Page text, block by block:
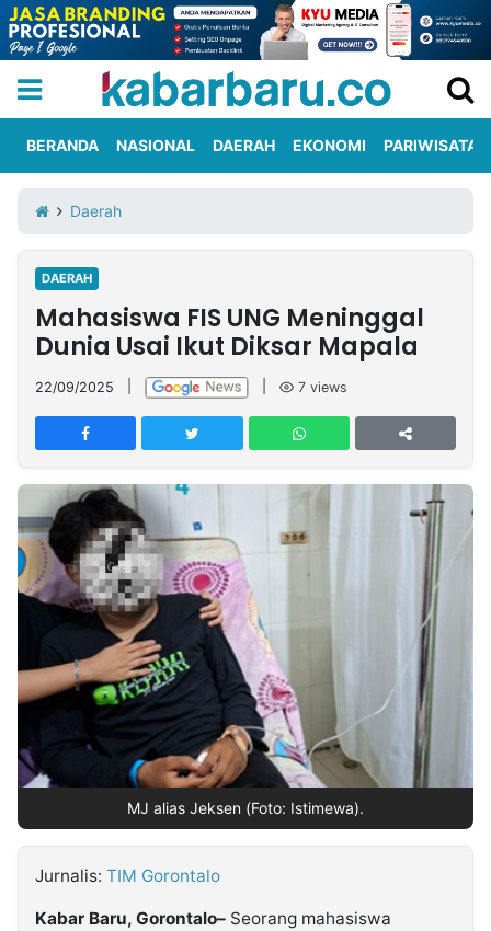
Iklan
Berita
Kami
Nasional
International
Olahraga
Entertainment
Daerah
Pariwisata
Kuliner
Kolom
Network
PT
TREETAN
MULTIMEDIA
INDONESIA
Partner
Insight
NTB
Suara
Time
IDN
Jogja
Rakyat
Idealita
News
Notice
Dinamikapost.com
Radar
Baru
Seedbacklink
Kabarbaru
BERANDA NASIONAL DAERAH EKONOMI PARIWISATA
Daerah
DAERAH
Mahasiswa FIS UNG Meninggal
Dunia Usai Ikut Diksar Mapala
22/09/2025 7 views
MJ alias Jeksen (Foto: Istimewa).
Jurnalis: TIM Gorontalo
Kabar Baru, Gorontalo– Seorang mahasiswa